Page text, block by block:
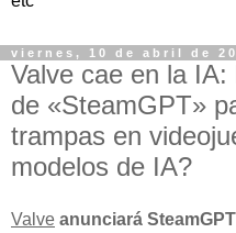
viernes, 10 de abril de
Valve cae en la
de «SteamGPT»
trampas en
modelos de IA?
Valve anunciará SteamGPT